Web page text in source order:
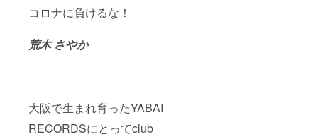
コロナに負けるな！
荒木 さやか
大阪で生まれ育ったYABAI
RECORDSにとってclub